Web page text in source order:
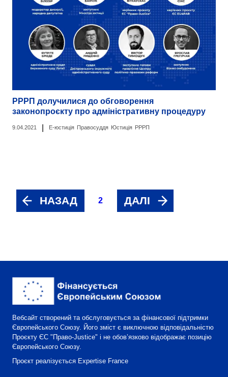
РРРП долучилися до обговорення
законопроєкту про адміністративну процедуру
9.04.2021 Е-юстиція Правосуддя Юстиція РРРП
НАЗАД 2 ДАЛІ
Вебсайт створений та обслуговується за фінансової підтримки
Європейського Союзу. Його зміст є виключною відповідальністю
Проєкту ЄС "Право-Justice" і не обов’язково відображає позицію
Європейського Союзу.
Проєкт реалізується Expertise France